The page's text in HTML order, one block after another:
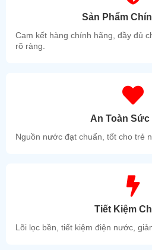
Sản Phẩm
Cam kết hàng chính hãng, đầy đủ
rõ ràng.
An Toàn Sức
Nguồn nước đạt chuẩn, tốt cho trẻ
Tiết Kiệm
Lõi lọc bền, tiết kiệm điện nước,